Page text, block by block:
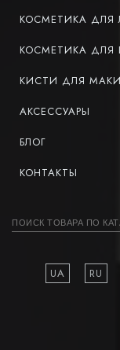
КОСМЕТИКА ДЛЯ
КОСМЕТИКА ДЛЯ
КИСТИ ДЛЯ
АКСЕССУАРЫ
БЛОГ
КОНТАКТЫ
UA RU